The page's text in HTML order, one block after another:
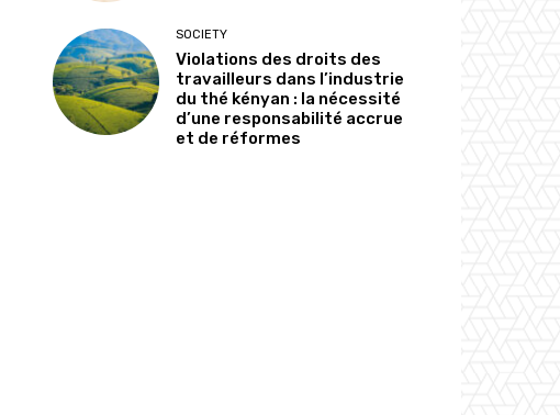
SOCIETY
Violations des droits des
travailleurs dans l’industrie
du thé kényan : la nécessité
d’une responsabilité accrue
et de réformes